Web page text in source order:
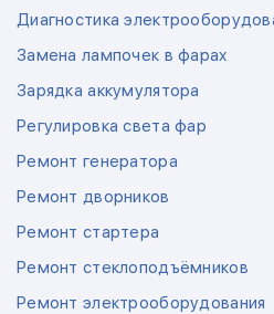
Диагностика
Замена лампочек в фарах
Зарядка аккумулятора
Регулировка света фар
Ремонт генератора
Ремонт дворников
Ремонт стартера
Ремонт стеклоподъёмников
Ремонт электрооборудования